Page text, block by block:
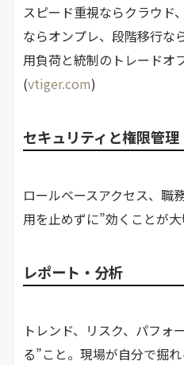
スピード重視ならクラウド
ならオンプレ、段階移行
用負荷と統制のトレードオ
(vtiger.com)
セキュリティと権限管理
ロールベースアクセス、職
用を止めずに”効くことが
レポート・分析
トレンド、リスク、パフォ
る”こと。現場が自分で掘